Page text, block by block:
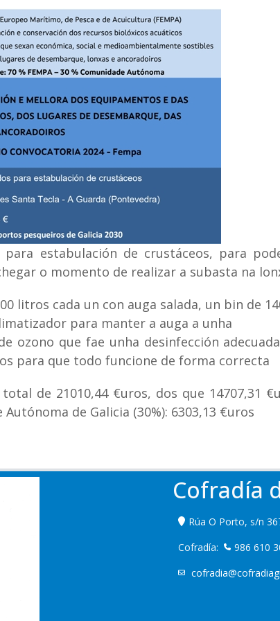
estabulación de crustáceos, para
o momento de realizar a subasta na
litros cada un con auga salada, un bin de
para manter a auga a unha
ozono que fae unha desinfección
para que todo funcione de forma correcta
de 21010,44 €uros, dos que 14707,31
de Galicia (30%): 6303,13 €uros
Cofradía
Rúa O Porto, s/n
Cofradía:
986 610